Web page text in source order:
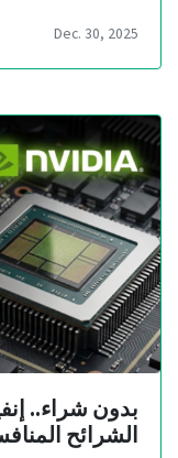
Dec. 30, 2025
بدون شراء..
الشرائح